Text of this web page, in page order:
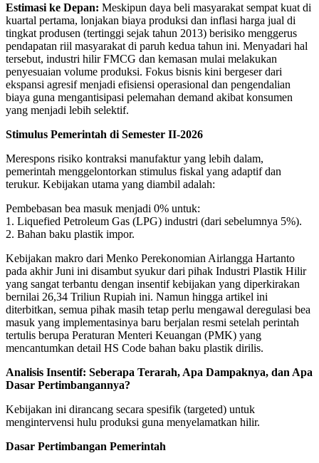
Estimasi ke Depan: Meskipun daya beli masyarakat sempat kuat di
kuartal pertama, lonjakan biaya produksi dan inflasi harga jual di
tingkat produsen (tertinggi sejak tahun 2013) berisiko menggerus
pendapatan riil masyarakat di paruh kedua tahun ini. Menyadari hal
tersebut, industri hilir FMCG dan kemasan mulai melakukan
penyesuaian volume produksi. Fokus bisnis kini bergeser dari
ekspansi agresif menjadi efisiensi operasional dan pengendalian
biaya guna mengantisipasi pelemahan demand akibat konsumen
yang menjadi lebih selektif.
Stimulus Pemerintah di Semester II-2026
Merespons risiko kontraksi manufaktur yang lebih dalam,
pemerintah menggelontorkan stimulus fiskal yang adaptif dan
terukur. Kebijakan utama yang diambil adalah:
Pembebasan bea masuk menjadi 0% untuk:
1. Liquefied Petroleum Gas (LPG) industri (dari sebelumnya 5%).
2. Bahan baku plastik impor.
Kebijakan makro dari Menko Perekonomian Airlangga Hartanto
pada akhir Juni ini disambut syukur dari pihak Industri Plastik Hilir
yang sangat terbantu dengan insentif kebijakan yang diperkirakan
bernilai 26,34 Triliun Rupiah ini. Namun hingga artikel ini
diterbitkan, semua pihak masih tetap perlu mengawal deregulasi bea
masuk yang implementasinya baru berjalan resmi setelah perintah
tertulis berupa Peraturan Menteri Keuangan (PMK) yang
mencantumkan detail HS Code bahan baku plastik dirilis.
Analisis Insentif: Seberapa Terarah, Apa Dampaknya, dan Apa
Dasar Pertimbangannya?
Kebijakan ini dirancang secara spesifik (targeted) untuk
mengintervensi hulu produksi guna menyelamatkan hilir.
Dasar Pertimbangan Pemerintah